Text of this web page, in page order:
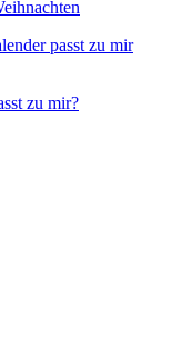
zu mir?